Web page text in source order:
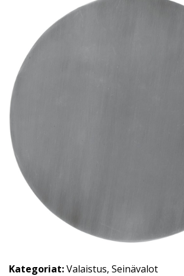
Kategoriat:Valaistus, Seinävalot